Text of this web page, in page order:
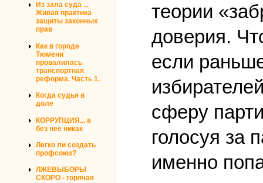
Из зала суда ...
Живая практика
защиты законных
прав
Как в городе
Тюмени
провалилась
транспортная
реформа. Часть 1.
Когда судья в
доле
КОРРУПЦИЯ... а
без нее никак
Легко ли создать
профсоюз?
ЛЖЕВЫБОРЫ
СКОРО - горячая
теории
доверия.
если
сферу
голосуя за
именно